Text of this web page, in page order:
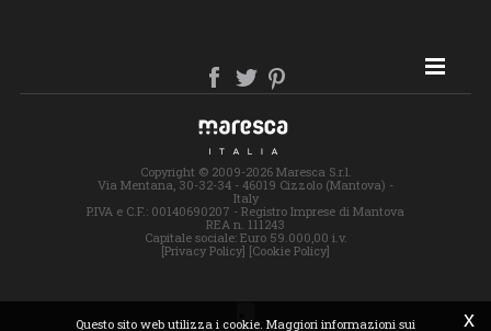
SITE MAP
Copyright © 2009-2026 Maresca S.r.l.
Via Mentana, 30-32-34 - 46019 Cizzolo (Mantova) -
Italy
P.IVA e C.F.: 00140690207 - Registro Imprese di Mantova
REA n. 111243
Capitale sociale: Euro 59.000,00 i.v.
[Privacy Policy] [Cookie Policy]
x
Questo sito web utilizza i cookie. Maggiori informazioni sui